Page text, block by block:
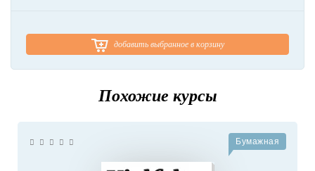
добавить выбранное в корзину
Похожие курсы
Бумажная